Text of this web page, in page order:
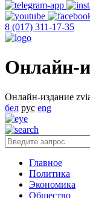
8 (017) 311-17-35
Онлайн-
Онлайн-издание
бел рус eng
Главное
Политика
Экономика
Общество